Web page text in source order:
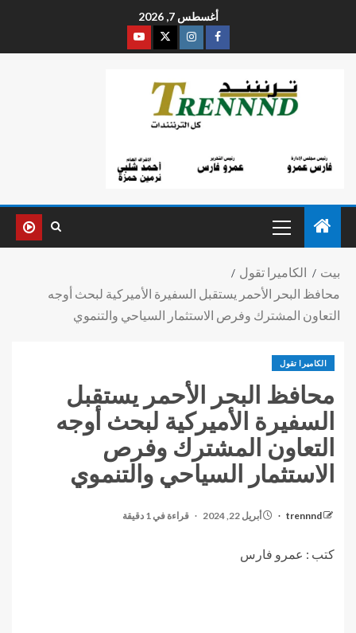
أغسطس 7, 2026
بيت
الكاميرا تقول
محافظ البحر الأحمر يستقبل السفيرة الأميركية لبحث أوجه
التعاون المشترك وفرص الاستثمار السياحي والتنموي
الكاميرا تقول
محافظ البحر الأحمر يستقبل
السفيرة الأميركية لبحث أوجه
التعاون المشترك وفرص
الاستثمار السياحي والتنموي
trennnd أبريل 22, 2024 قراءة في 1 دقيقة
كتب : عمرو فارس